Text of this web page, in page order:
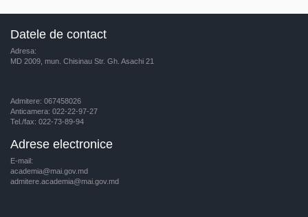
Datele de contact
Adresa:
MD 2009, mun. Chisinau Str. Gh. Asachi 21
Admitere: 067458026
Anticamera: 022-22-97-27
Tel./fax: 022-73-89-94
Adrese electronice
E-mail:
academia@mai.gov.md
admitere.academia@mai.gov.md